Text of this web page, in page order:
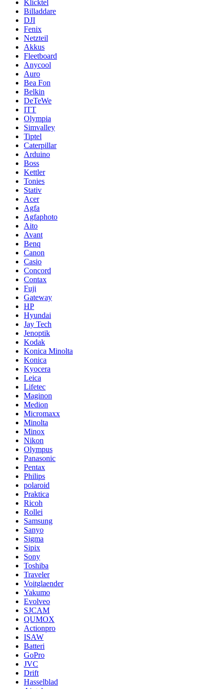
Klicktel
Billaddare
DJI
Fenix
Netzteil
Akkus
Fleetboard
Anycool
Auro
Bea Fon
Belkin
DeTeWe
ITT
Olympia
Simvalley
Tiptel
Caterpillar
Arduino
Boss
Kettler
Tonies
Stativ
Acer
Agfa
Agfaphoto
Aito
Avant
Benq
Canon
Casio
Concord
Contax
Fuji
Gateway
HP
Hyundai
Jay Tech
Jenoptik
Kodak
Konica Minolta
Konica
Kyocera
Leica
Lifetec
Maginon
Medion
Micromaxx
Minolta
Minox
Nikon
Olympus
Panasonic
Pentax
Philips
polaroid
Praktica
Ricoh
Rollei
Samsung
Sanyo
Sigma
Sipix
Sony
Toshiba
Traveler
Voitglaender
Yakumo
Evolveo
SJCAM
QUMOX
Actionpro
ISAW
Batteri
GoPro
JVC
Drift
Hasselblad